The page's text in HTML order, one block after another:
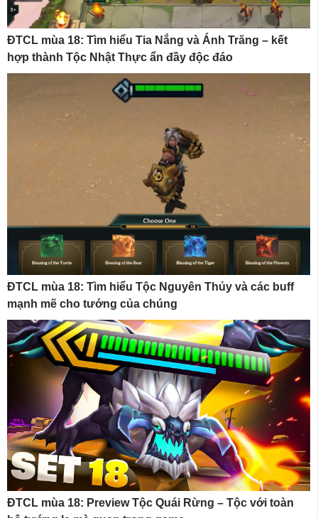
ĐTCL mùa 18: Tìm hiểu Tia Nắng và Ánh Trăng – kết
hợp thành Tộc Nhật Thực ẩn đầy độc đáo
ĐTCL mùa 18: Tìm hiểu Tộc Nguyên Thủy và các buff
mạnh mẽ cho tướng của chúng
ĐTCL mùa 18: Preview Tộc Quái Rừng – Tộc với toàn